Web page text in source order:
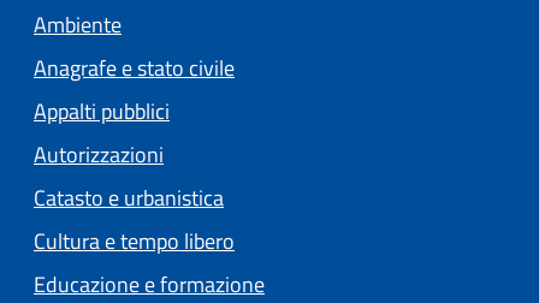
Ambiente
Anagrafe e stato civile
Appalti pubblici
Autorizzazioni
Catasto e urbanistica
Cultura e tempo libero
Educazione e formazione